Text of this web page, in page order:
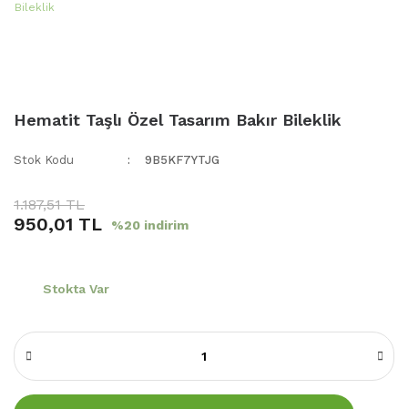
Hematit Taşlı Özel Tasarım Bakır Bileklik
Stok Kodu 9B5KF7YTJG
1.187,51 TL
950,01 TL %20 indirim
Stokta Var